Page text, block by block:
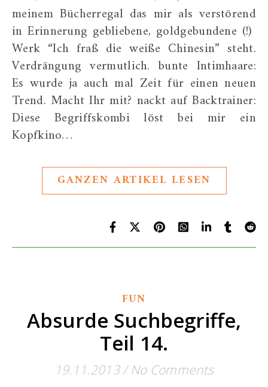
meinem Bücherregal das mir als verstörend
in Erinnerung gebliebene, goldgebundene (!)
Werk “Ich fraß die weiße Chinesin” steht.
Verdrängung vermutlich. bunte Intimhaare:
Es wurde ja auch mal Zeit für einen neuen
Trend. Macht Ihr mit? nackt auf Backtrainer:
Diese Begriffskombi löst bei mir ein
Kopfkino…
GANZEN ARTIKEL LESEN
FUN
Absurde Suchbegriffe,
Teil 14.
19.11.2013/ No Comments